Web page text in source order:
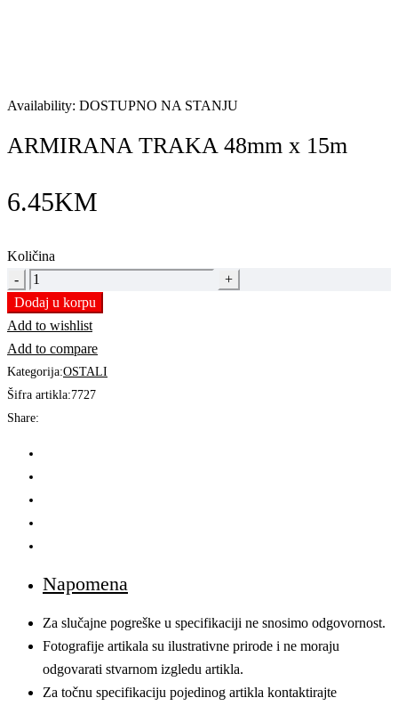
Availability: DOSTUPNO NA STANJU
ARMIRANA TRAKA 48mm x 15m
6.45KM
Količina
ARMIRANA
TRAKA
48mm
x
15m
quantity
Dodaj u korpu
Add to wishlist
Add to compare
Kategorija:OSTALI
Šifra artikla:7727
Share:
Napomena
Za slučajne pogreške u specifikaciji ne snosimo odgovornost.
Fotografije artikala su ilustrativne prirode i ne moraju
odgovarati stvarnom izgledu artikla.
Za točnu specifikaciju pojedinog artikla kontaktirajte